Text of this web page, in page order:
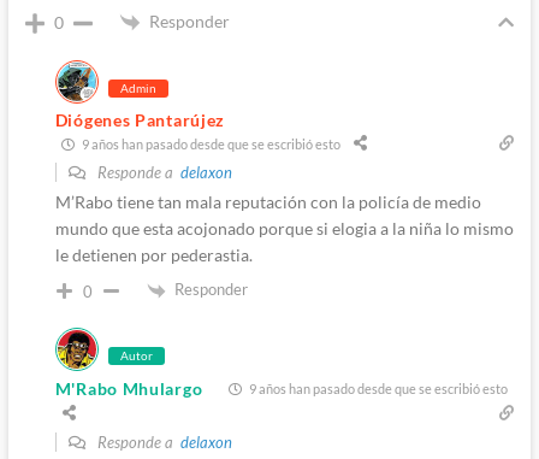
0 Responder
Admin
Diógenes Pantarújez
9 años han pasado desde que se escribió esto
Responde a delaxon
M’Rabo tiene tan mala reputación con la policía de medio
mundo que esta acojonado porque si elogia a la niña lo mismo
le detienen por pederastia.
0 Responder
Autor
M'Rabo Mhulargo 9 años han pasado desde que se escribió esto
Responde a delaxon